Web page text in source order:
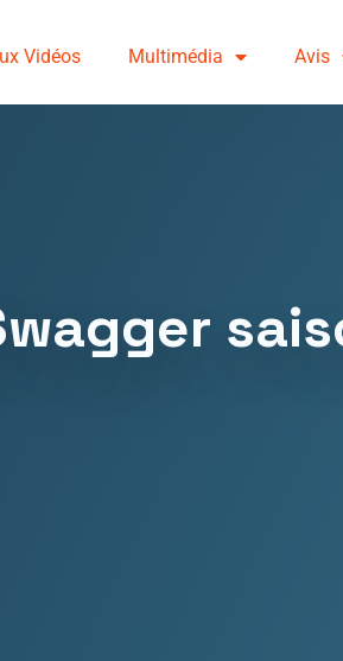
Vidéos Multimédia Avis